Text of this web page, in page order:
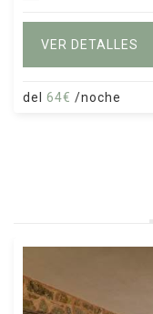
VER DETALLES
del 64€ /noche